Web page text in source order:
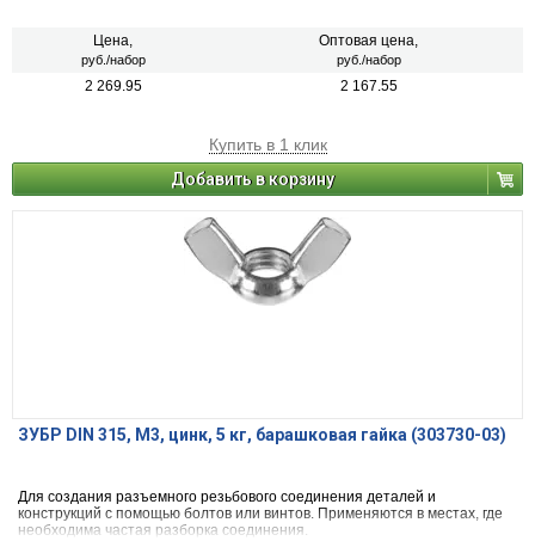
Цена,
руб./набор
Оптовая цена,
руб./набор
2 269.95 2 167.55
Купить в 1 клик
Добавить в корзину
ЗУБР DIN 315, M3, цинк, 5 кг, барашковая гайка (303730-03)
Для создания разъемного резьбового соединения деталей и
конструкций с помощью болтов или винтов. Применяются в местах, где
необходима частая разборка соединения.